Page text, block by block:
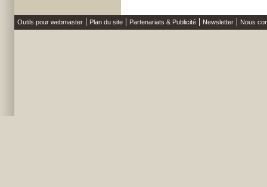
Outils pour webmaster Plan du site Partenariats & Publicité Newsletter Nous